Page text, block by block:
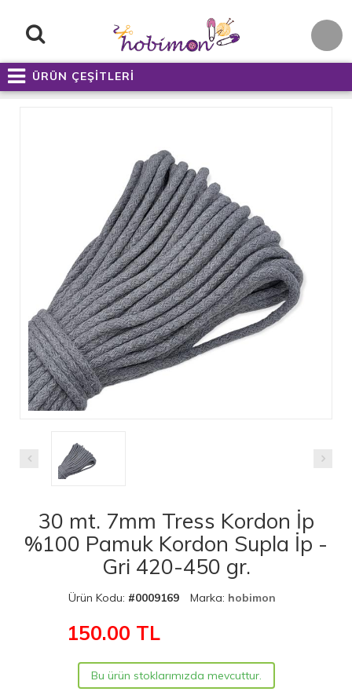
ÜRÜN ÇEŞİTLERİ
30 mt. 7mm Tress Kordon İp
%100 Pamuk Kordon Supla İp -
Gri 420-450 gr.
Ürün Kodu: #0009169 Marka: hobimon
150.00 TL
Bu ürün stoklarımızda mevcuttur.